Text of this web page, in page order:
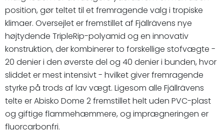
position, gør teltet til et fremragende valg i tropiske
klimaer. Oversejlet er fremstillet af Fjällrävens nye
højtydende TripleRip-polyamid og en innovativ
konstruktion, der kombinerer to forskellige stofvægte -
20 denier i den øverste del og 40 denier i bunden, hvor
sliddet er mest intensivt - hvilket giver fremragende
styrke på trods af lav vægt. Ligesom alle Fjällrävens
telte er Abisko Dome 2 fremstillet helt uden PVC-plast
og giftige flammehæmmere, og imprægneringen er
fluorcarbonfri.